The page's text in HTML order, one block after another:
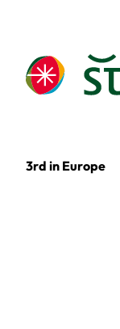
3rd in Europe